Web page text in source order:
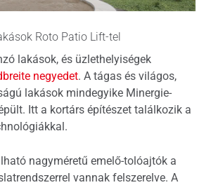
Roto Patio Lift-tel
lakások, és üzlethelyiségek
negyedet. A tágas és világos,
lakások mindegyike Minergie-
Itt a kortárs építészet találkozik a
nagyméretű emelő-tolóajtók a
vannak felszerelve. A